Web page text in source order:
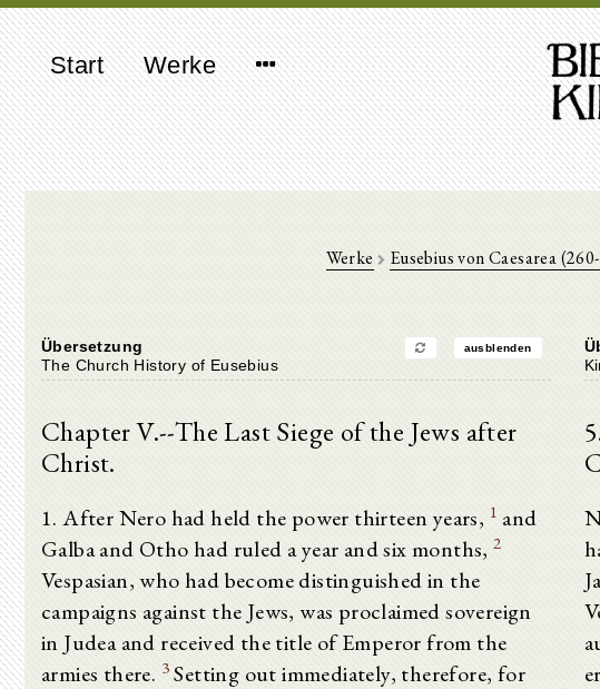
Start Werke
Werke Eusebius von Caesarea
Übersetzung ausblenden
The Church History of Eusebius
Chapter V.--The Last Siege of the Jews after
Christ.
1. After Nero had held the power thirteen years, 1 and
Galba and Otho had ruled a year and six months,2
Vespasian, who had become distinguished in the
campaigns against the Jews, was proclaimed sovereign
in Judea and received the title of Emperor from the
armies there. 3 Setting out immediately, therefore, for